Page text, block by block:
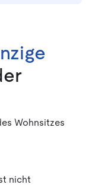
Wohnsitzes
nicht